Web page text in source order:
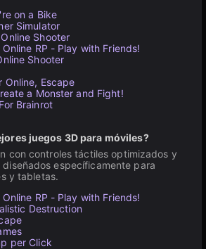
on a Bike
Simulator
Shooter
RP - Play with Friends!
Shooter
Online, Escape
a Monster and Fight!
Brainrot
juegos 3D para móviles?
con controles táctiles optimizados y
específicamente para
y tabletas.
RP - Play with Friends!
Destruction
per Click